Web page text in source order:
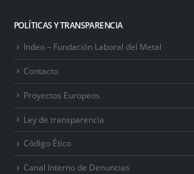
POLÍTICAS Y TRANSPARENCIA
Indeo – Fundación Laboral del Metal
Contacto
Proyectos Europeos
Ley de transparencia
Código Ético
Canal Interno de Denuncias